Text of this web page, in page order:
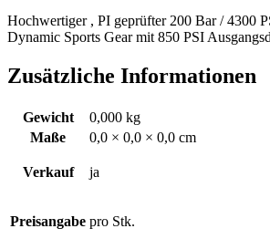
Hochwertiger , PI geprüfter 200 Bar / 4300
Dynamic Sports Gear mit 850 PSI
Zusätzliche Informationen
Gewicht
0,000 kg
Maße
0,0 × 0,0 × 0,0 cm
Verkauf ja
Preisangabe pro Stk.